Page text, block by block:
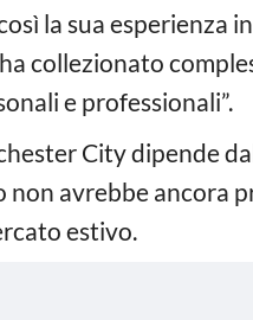
la sua esperienza
collezionato
e professionali”.
City dipende
avrebbe ancora
estivo.